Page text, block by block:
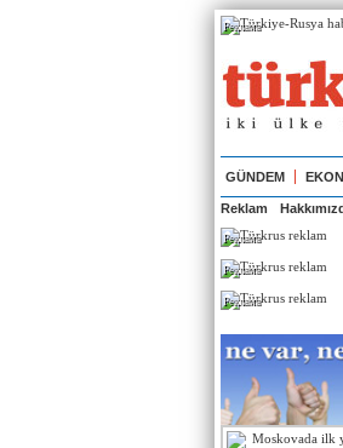
Реклама
GÜNDEM
Reklam
Реклама
Реклама
Реклама